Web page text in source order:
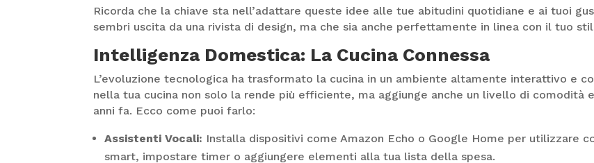
Ricorda che la chiave sta nell’adattare queste idee alle tue abitudini quotidiane e ai tuoi
sembri uscita da una rivista di design, ma che sia anche perfettamente in linea con il tuo
Intelligenza Domestica: La Cucina Connessa
L’evoluzione tecnologica ha trasformato la cucina in un ambiente altamente interattivo e
nella tua cucina non solo la rende più efficiente, ma aggiunge anche un livello di comodità
anni fa. Ecco come puoi farlo:
Assistenti Vocali: Installa dispositivi come Amazon Echo o Google Home per utilizzare
smart, impostare timer o aggiungere elementi alla tua lista della spesa.